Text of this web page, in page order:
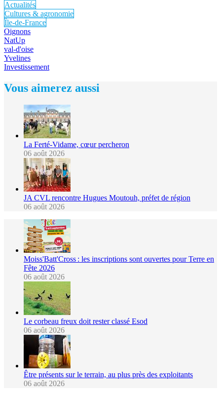
Actualités
Cultures & agronomie
Île-de-France
Oignons
NatUp
val-d'oise
Yvelines
Investissement
Vous aimerez aussi
La Ferté-Vidame, cœur percheron
06 août 2026
JA CVL rencontre Hugues Moutouh, préfet de région
06 août 2026
Moiss'Batt'Cross : les inscriptions sont ouvertes pour Terre en
Fête 2026
06 août 2026
Le corbeau freux doit rester classé Esod
06 août 2026
Être présents sur le terrain, au plus près des exploitants
06 août 2026